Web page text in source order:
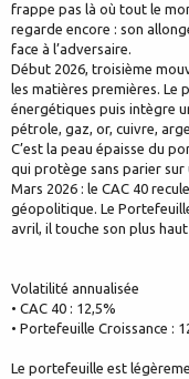
frappe pas là où tout le
regarde encore : son
face à l’adversaire.
Début 2026, troisième
les matières premières.
énergétiques puis intègre
pétrole, gaz, or, cuivre,
C’est la peau épaisse du
qui protège sans parier sur
Mars 2026 : le CAC 40
géopolitique. Le
avril, il touche son plus
Volatilité annualisée
• CAC 40 : 12,5%
• Portefeuille Croissance :
Le portefeuille est